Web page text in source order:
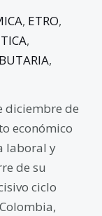
, ETRO,
,
,
diciembre de
económico
laboral y
de su
ciclo